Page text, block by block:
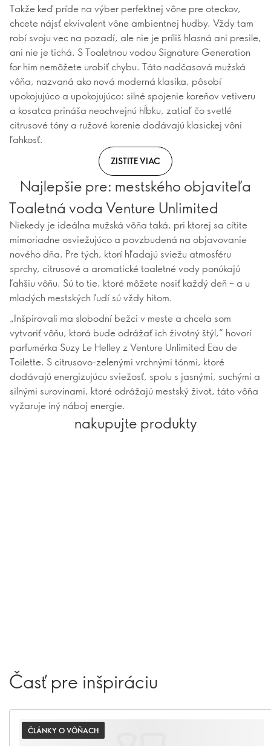
Takže keď príde na výber perfektnej vône pre oteckov,
chcete nájsť ekvivalent vône ambientnej hudby. Vždy tam
robí svoju vec na pozadí, ale nie je príliš hlasná ani presile,
ani nie je tichá. S Toaletnou vodou Signature Generation
for him nemôžete urobiť chybu. Táto nadčasová mužská
vôňa, nazvaná ako nová moderná klasika, pôsobí
upokojujúco a upokojujúco: silné spojenie koreňov vetiveru
a kosatca prináša neochvejnú hĺbku, zatiaľ čo svetlé
citrusové tóny a ružové korenie dodávajú klasickej vôni
ľahkosť.
ZISTITE VIAC
Najlepšie pre: mestského objaviteľa
Toaletná voda Venture Unlimited
Niekedy je ideálna mužská vôňa taká, pri ktorej sa cítite
mimoriadne osviežujúco a povzbudená na objavovanie
nového dňa. Pre tých, ktorí hľadajú sviežu atmosféru
sprchy, citrusové a aromatické toaletné vody ponúkajú
ľahšiu vôňu. Sú to tie, ktoré môžete nosiť každý deň – a u
mladých mestských ľudí sú vždy hitom.
„Inšpirovali ma slobodní bežci v meste a chcela som
vytvoriť vôňu, ktorá bude odrážať ich životný štýl,“ hovorí
parfumérka Suzy Le Helley z Venture Unlimited Eau de
Toilette. S citrusovo-zelenými vrchnými tónmi, ktoré
dodávajú energizujúcu sviežosť, spolu s jasnými, suchými a
silnými surovinami, ktoré odrážajú mestský život, táto vôňa
vyžaruje iný náboj energie.
nakupujte produkty
Časť pre inšpiráciu
ČLÁNKY O VÔŇACH